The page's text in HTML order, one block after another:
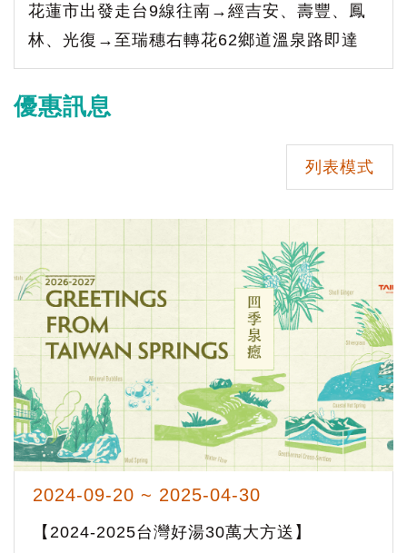
花蓮市出發走台9線往南→經吉安、壽豐、鳳
林、光復→至瑞穗右轉花62鄉道溫泉路即達
優惠訊息
列表模式
2024-09-20 ~ 2025-04-30
【2024-2025台灣好湯30萬大方送】